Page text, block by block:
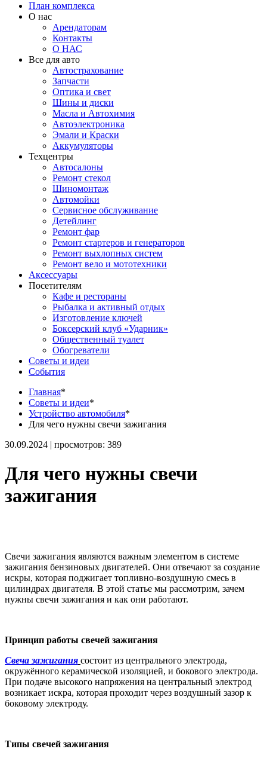
План комплекса
О нас
Арендаторам
Контакты
О НАС
Все для авто
Автострахование
Запчасти
Оптика и свет
Шины и диски
Масла и Автохимия
Автоэлектроника
Эмали и Краски
Аккумуляторы
Техцентры
Автосалоны
Ремонт стекол
Шиномонтаж
Автомойки
Сервисное обслуживание
Детейлинг
Ремонт фар
Ремонт стартеров и генераторов
Ремонт выхлопных систем
Ремонт вело и мототехники
Аксессуары
Посетителям
Кафе и рестораны
Рыбалка и активный отдых
Изготовление ключей
Боксерский клуб «Ударник»
Общественный туалет
Обогреватели
Советы и идеи
События
Главная*
Советы и идеи*
Устройство автомобиля*
Для чего нужны свечи зажигания
30.09.2024 | просмотров: 389
Для чего нужны свечи
зажигания
Свечи зажигания являются важным элементом в системе
зажигания бензиновых двигателей. Они отвечают за создание
искры, которая поджигает топливно-воздушную смесь в
цилиндрах двигателя. В этой статье мы рассмотрим, зачем
нужны свечи зажигания и как они работают.
Принцип работы свечей зажигания
Свеча зажигания состоит из центрального электрода,
окружённого керамической изоляцией, и бокового электрода.
При подаче высокого напряжения на центральный электрод
возникает искра, которая проходит через воздушный зазор к
боковому электроду.
Типы свечей зажигания